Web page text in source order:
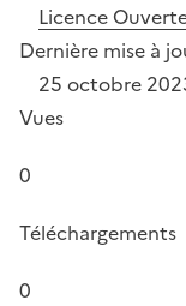
Licence
Dernière mise à
25 octobre
Vues
0
Téléchargements
0